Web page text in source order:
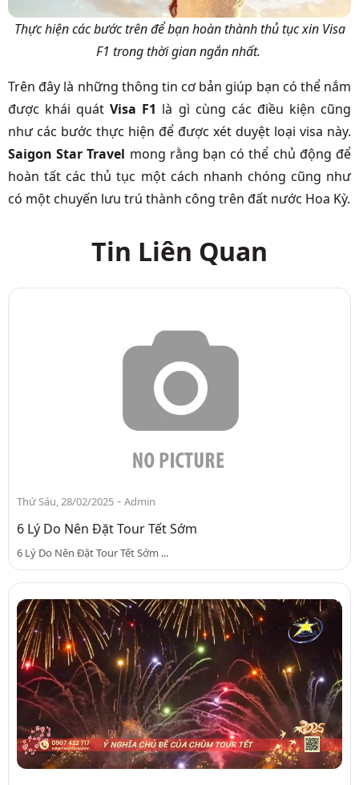
Thực hiện các bước trên để bạn hoàn thành thủ tục xin Visa
F1 trong thời gian ngắn nhất.
Trên đây là những thông tin cơ bản giúp bạn có thể nắm
được khái quátVisa F1 là gì cùng các điều kiện cũng
như các bước thực hiện để được xét duyệt loại visa này.
Saigon Star Travel mong rằng bạn có thể chủ động để
hoàn tất các thủ tục một cách nhanh chóng cũng như
có một chuyến lưu trú thành công trên đất nước Hoa Kỳ.
Tin Liên Quan
Thứ Sáu, 28/02/2025 - Admin
6 Lý Do Nên Đặt Tour Tết Sớm
6 Lý Do Nên Đặt Tour Tết Sớm ...